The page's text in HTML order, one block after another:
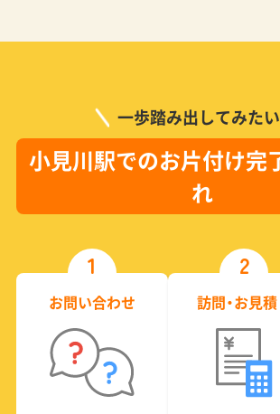
一歩踏み出してみたい
小見川駅でのお片付け完
れ
1
お問い合わせ
2
訪問・お見積